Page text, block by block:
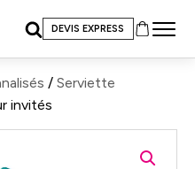
DEVIS EXPRESS
/ Serviette
invités